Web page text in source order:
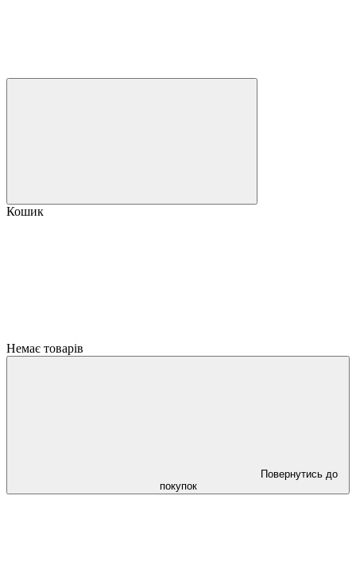
Кошик
Немає товарів
Повернутись до
покупок